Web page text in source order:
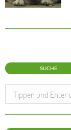
SUCHE
Search: